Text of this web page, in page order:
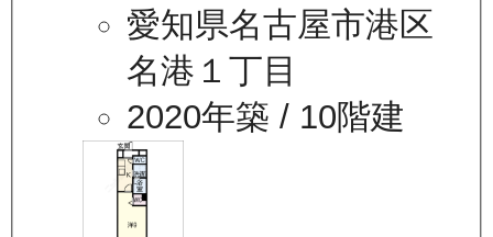
愛知県名古屋市港区
名港１丁目
2020年築 / 10階建